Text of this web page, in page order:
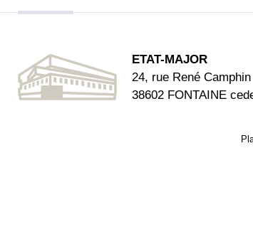
ETAT-MAJOR
24, rue René
38602 FONTAINE